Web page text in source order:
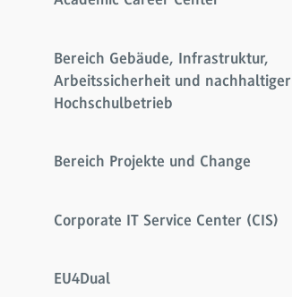
Bereich Gebäude, Infrastruktur,
Arbeitssicherheit und nachhaltiger
Hochschulbetrieb
Bereich Projekte und Change
Corporate IT Service Center (CIS)
EU4Dual